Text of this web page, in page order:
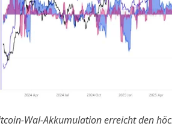
Wal-Akkumulation erreicht den